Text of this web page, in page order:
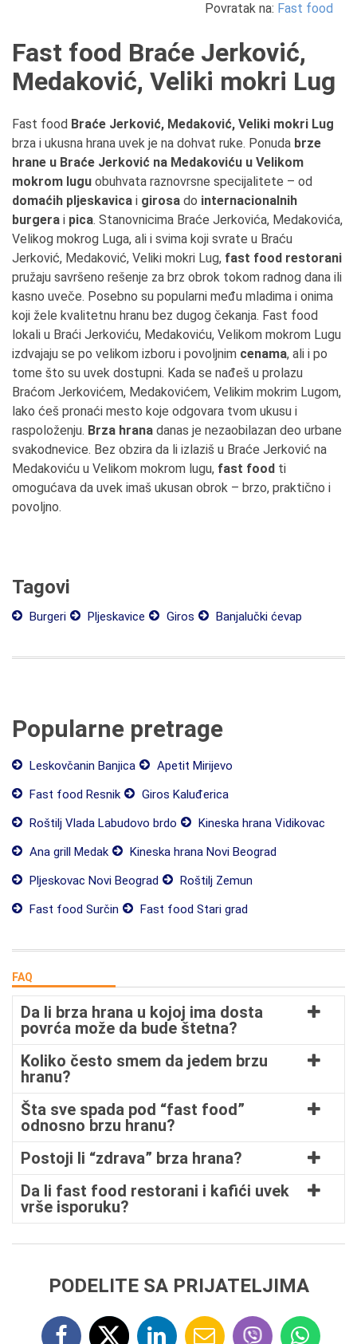
Povratak na: Fast food
Fast food Braće Jerković,
Medaković, Veliki mokri Lug
Fast food Braće Jerković, Medaković, Veliki mokri Lug
brza i ukusna hrana uvek je na dohvat ruke. Ponuda brze
hrane u Braće Jerković na Medakoviću u Velikom
mokrom lugu obuhvata raznovrsne specijalitete – od
domaćih pljeskavica i girosa do internacionalnih
burgera i pica. Stanovnicima Braće Jerkovića, Medakovića,
Velikog mokrog Luga, ali i svima koji svrate u Braću
Jerković, Medaković, Veliki mokri Lug, fast food restorani
pružaju savršeno rešenje za brz obrok tokom radnog dana ili
kasno uveče. Posebno su popularni među mladima i onima
koji žele kvalitetnu hranu bez dugog čekanja. Fast food
lokali u Braći Jerkoviću, Medakoviću, Velikom mokrom Lugu
izdvajaju se po velikom izboru i povoljnim cenama, ali i po
tome što su uvek dostupni. Kada se nađeš u prolazu
Braćom Jerkovićem, Medakovićem, Velikim mokrim Lugom,
lako ćeš pronaći mesto koje odgovara tvom ukusu i
raspoloženju. Brza hrana danas je nezaobilazan deo urbane
svakodnevice. Bez obzira da li izlaziš u Braće Jerković na
Medakoviću u Velikom mokrom lugu, fast food ti
omogućava da uvek imaš ukusan obrok – brzo, praktično i
povoljno.
Tagovi
Burgeri Pljeskavice Giros Banjalučki ćevap
Popularne pretrage
Leskovčanin Banjica
Apetit Mirijevo
Fast food Resnik
Giros Kaluđerica
Roštilj Vlada Labudovo brdo
Kineska hrana Vidikovac
Ana grill Medak
Kineska hrana Novi Beograd
Pljeskovac Novi Beograd
Roštilj Zemun
Fast food Surčin
Fast food Stari grad
FAQ
Da li brza hrana u kojoj ima dosta
povrća može da bude štetna?
Koliko često smem da jedem brzu
hranu?
Šta sve spada pod “fast food”
odnosno brzu hranu?
Postoji li “zdrava” brza hrana?
Da li fast food restorani i kafići uvek
vrše isporuku?
PODELITE SA PRIJATELJIMA